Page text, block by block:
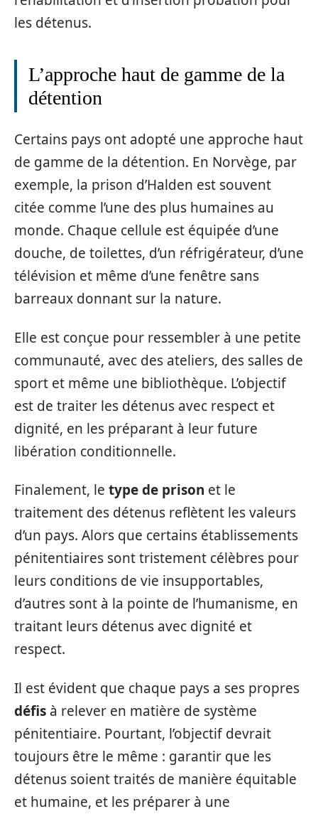
les détenus.
L’approche haut de gamme de la
détention
Certains pays ont adopté une approche haut
de gamme de la détention. En Norvège, par
exemple, la prison d’Halden est souvent
citée comme l’une des plus humaines au
monde. Chaque cellule est équipée d’une
douche, de toilettes, d’un réfrigérateur, d’une
télévision et même d’une fenêtre sans
barreaux donnant sur la nature.
Elle est conçue pour ressembler à une petite
communauté, avec des ateliers, des salles de
sport et même une bibliothèque. L’objectif
est de traiter les détenus avec respect et
dignité, en les préparant à leur future
libération conditionnelle.
Finalement, le type de prison et le
traitement des détenus reflètent les valeurs
d’un pays. Alors que certains établissements
pénitentiaires sont tristement célèbres pour
leurs conditions de vie insupportables,
d’autres sont à la pointe de l’humanisme, en
traitant leurs détenus avec dignité et
respect.
Il est évident que chaque pays a ses propres
défis à relever en matière de système
pénitentiaire. Pourtant, l’objectif devrait
toujours être le même : garantir que les
détenus soient traités de manière équitable
et humaine, et les préparer à une